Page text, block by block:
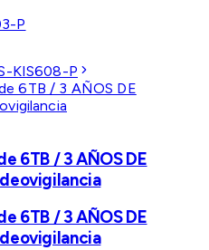
P
KIS608-P
6TB / 3 AÑOS DE
6TB / 3 AÑOS DE